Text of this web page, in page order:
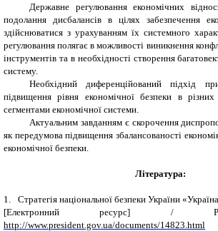
Державне регулювання економічних
подолання дисбалансів в цілях забезпечення
здійснюватися з урахуванням їх системного
регулювання полягає в можливості виникнення
інструментів та в необхідності створення
систему.
Необхідний диференційований підхід
підвищення рівня економічної безпеки в
сегментами економічної системи.
Актуальним завданням є скорочення
як передумова підвищення збалансованості
економічної безпеки.
Література:
1.
Стратегія національної безпеки України
[Електронний ресурс] /
http://www.president.gov.ua/documents/14823.html